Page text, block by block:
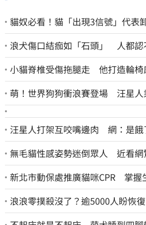
貓奴必看！貓「出現3信號」代表
浪犬傷口結痂如「石頭」 人都認
小貓脊椎受傷拖腿走 他打造輪椅
萌！世界狗狗衝浪賽登場 汪星人
汪星人打架互咬嘴邊肉 網：是餓
無毛貓性感姿勢迷倒眾人 近看網
新北市動保處推廣貓咪CPR 掌握
浪浪零撲殺沒了？逾5000人盼恢